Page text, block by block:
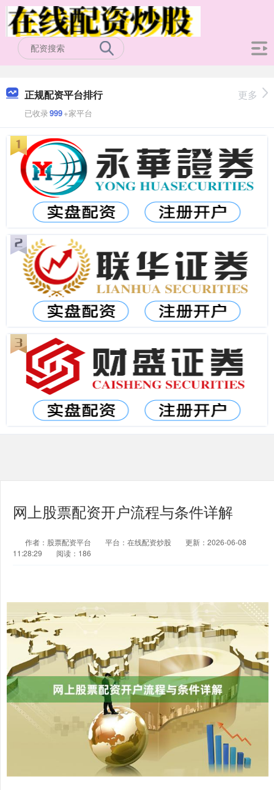
正规配资平台排行
已收录999+家平台
更多
网上股票配资开户流程与条件详解
作者：股票配资平台 平台：在线配资炒股
更新：2026-06-08
11:28:29
阅读：186